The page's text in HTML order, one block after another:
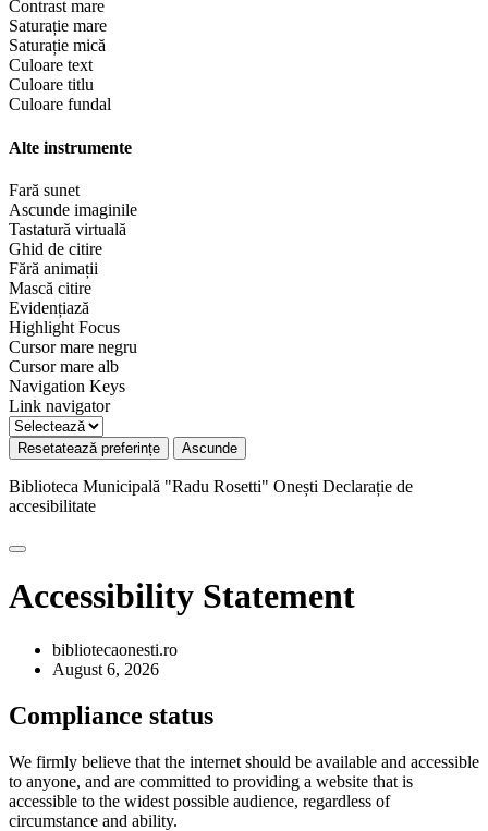
Contrast mare
Saturație mare
Saturație mică
Culoare text
Culoare titlu
Culoare fundal
Alte instrumente
Fară sunet
Ascunde imaginile
Tastatură virtuală
Ghid de citire
Fără animații
Mască citire
Evidențiază
Highlight Focus
Cursor mare negru
Cursor mare alb
Navigation Keys
Link navigator
Resetatează preferințe Ascunde
Biblioteca Municipală "Radu Rosetti" Onești Declarație de
accesibilitate
Accessibility Statement
bibliotecaonesti.ro
August 6, 2026
Compliance status
We firmly believe that the internet should be available and accessible
to anyone, and are committed to providing a website that is
accessible to the widest possible audience, regardless of
circumstance and ability.